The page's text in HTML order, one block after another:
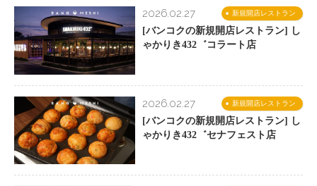
新規開店レストラン
2026.02.27
[バンコクの新規開店レストラン] し
ゃかりき432゛コラート店
新規開店レストラン
2026.02.27
[バンコクの新規開店レストラン] し
ゃかりき432゛セナフェスト店